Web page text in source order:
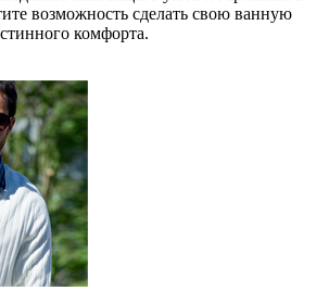
возможность сделать свою ванную
комфорта.